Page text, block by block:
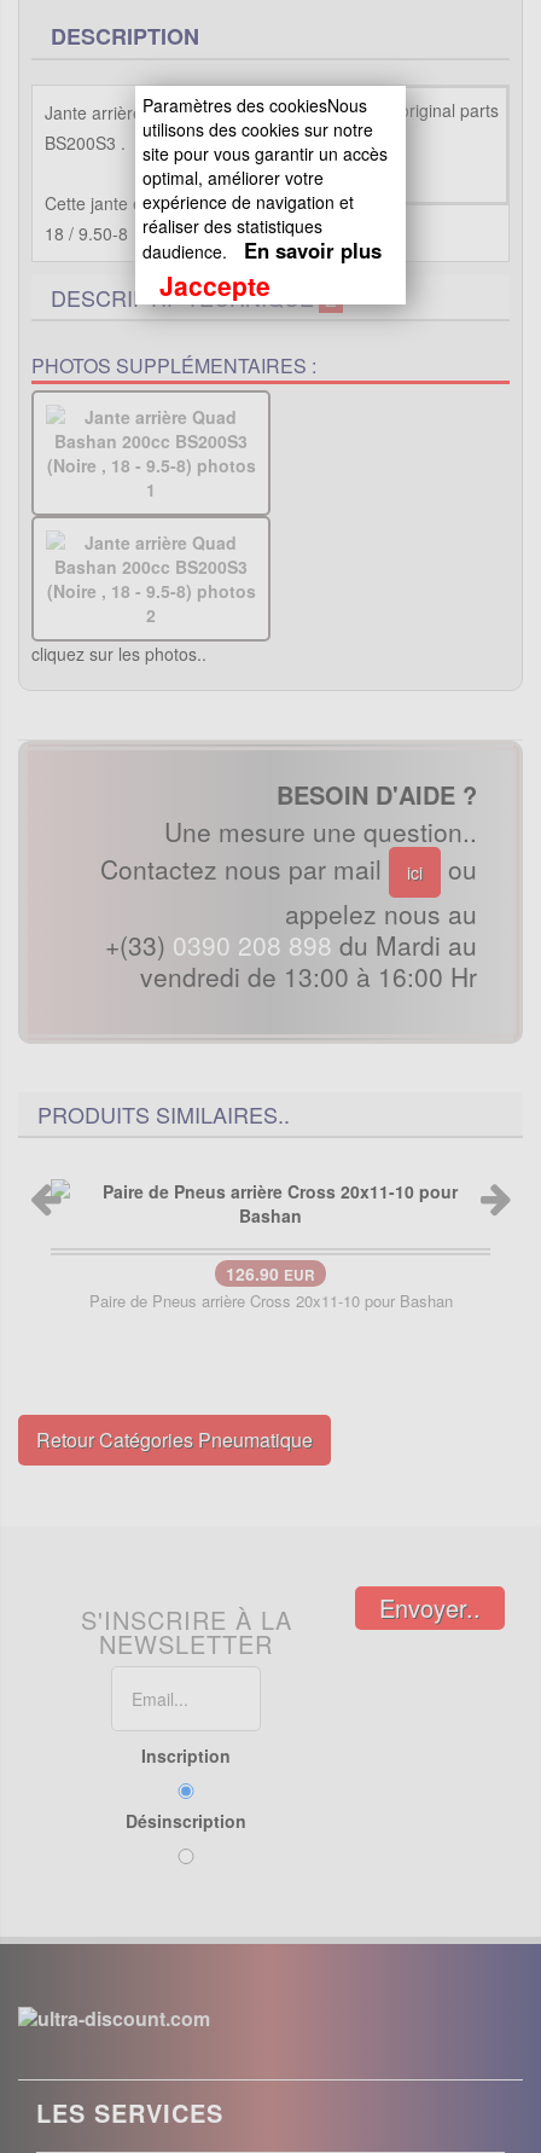
DESCRIPTION
Jante arrière pour quad Bashan 200cc
BS200S3 .
Cette jante est adaptée pour les pneus de
18 / 9.50-8
DESCRIPTIF TECHNIQUE2
PHOTOS SUPPLÉMENTAIRES :
cliquez sur les photos..
BESOIN D'AIDE ?
Une mesure une question..
Contactez nous par mail
ici
ou
appelez nous au
+(33) 0390 208 898 du Mardi au
vendredi de 13:00 à 16:00 Hr
PRODUITS SIMILAIRES..
126.90 EUR
Paire de Pneus arrière Cross 20x11-10 pour Bashan
Retour Catégories Pneumatique
S'INSCRIRE À LA
NEWSLETTER
Inscription
Désinscription
Envoyer..
LES SERVICES
Paramètres des cookiesNous
utilisons des cookies sur notre
site pour vous garantir un accès
optimal, améliorer votre
expérience de navigation et
réaliser des statistiques
daudience.
En savoir plus
Jaccepte